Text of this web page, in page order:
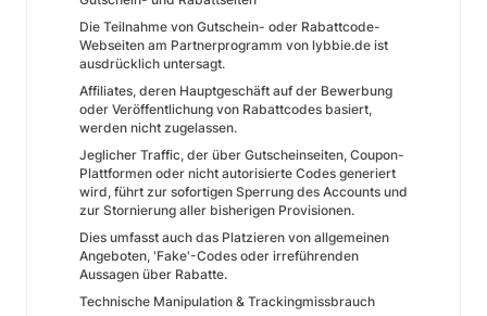
Die Teilnahme von Gutschein- oder Rabattcode-
Webseiten am Partnerprogramm von lybbie.de ist
ausdrücklich untersagt.
Affiliates, deren Hauptgeschäft auf der Bewerbung
oder Veröffentlichung von Rabattcodes basiert,
werden nicht zugelassen.
Jeglicher Traffic, der über Gutscheinseiten, Coupon-
Plattformen oder nicht autorisierte Codes generiert
wird, führt zur sofortigen Sperrung des Accounts und
zur Stornierung aller bisherigen Provisionen.
Dies umfasst auch das Platzieren von allgemeinen
Angeboten, 'Fake'-Codes oder irreführenden
Aussagen über Rabatte.
Technische Manipulation & Trackingmissbrauch